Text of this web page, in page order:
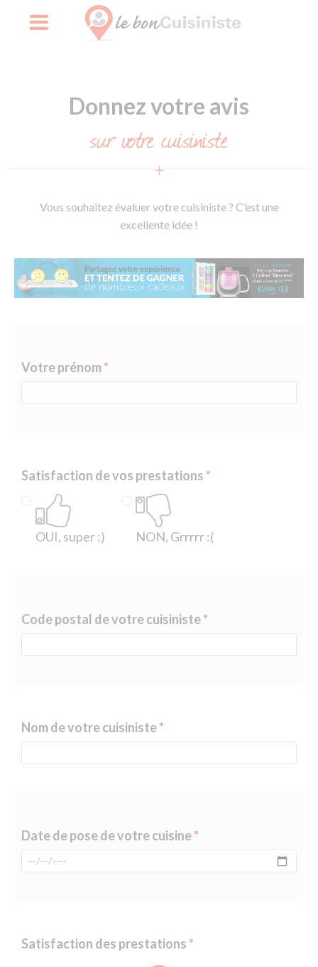
Donnez votre avis
sur votre cuisiniste
Vous souhaitez évaluer votre cuisiniste ? C’est une
excellente idée !
Votre prénom
Satisfaction de vos prestations
OUI, super :) NON, Grrrrr :(
Code postal de votre cuisiniste
Nom de votre cuisiniste
Date de pose de votre cuisine
Satisfaction des prestations